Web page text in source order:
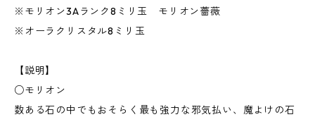
※モリオン3Aランク8ミリ玉 モリオン薔薇
※オーラクリスタル8ミリ玉
【説明】
○モリオン
数ある石の中でもおそらく最も強力な邪気払い、魔よけの石